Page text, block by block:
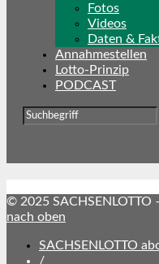
Fotos
Videos
Daten &
Annahmestellen
Lotto-Prinzip
PODCAST
© 2025 SACHSENLOTTO
nach oben
SACHSENLOTTO
/